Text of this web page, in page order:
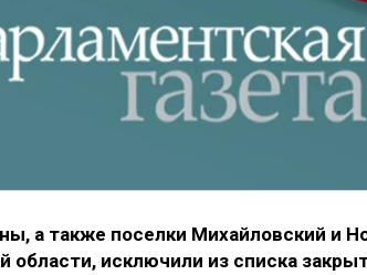
а также поселки Михайловский и
области, исключили из списка